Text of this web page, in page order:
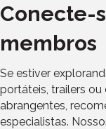
Conecte-
membros
Se estiver
portáteis, trailers
abrangentes,
especialistas.